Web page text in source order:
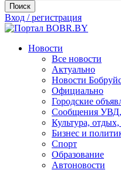
Поиск
Вход / регистрация
Новости
Все новости
Актуально
Новости
Официально
Городские
Сообщения
Культура, отдых,
Бизнес и
Спорт
Образование
Автоновости